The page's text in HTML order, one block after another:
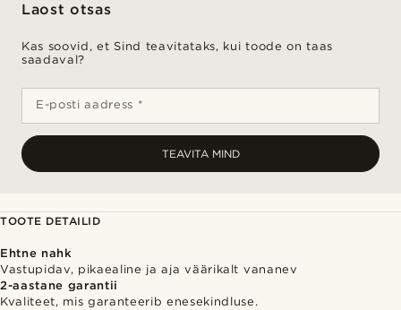
Laost otsas
Kas soovid, et Sind teavitataks, kui toode on taas
saadaval?
E-posti aadress *
TEAVITA MIND
TOOTE DETAILID
Ehtne nahk
Vastupidav, pikaealine ja aja väärikalt vananev
2-aastane garantii
Kvaliteet, mis garanteerib enesekindluse.